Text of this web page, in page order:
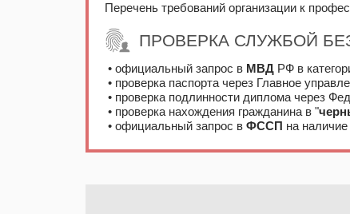
Перечень требований организации к
ПРОВЕРКА СЛУЖБОЙ
• официальный запрос в МВД РФ в
• проверка паспорта через Главное
• проверка подлинности диплома через
• проверка нахождения гражданина в "
• официальный запрос в ФССП на